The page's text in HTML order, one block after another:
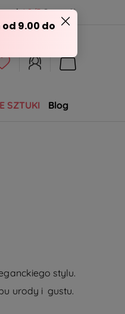
4.9/5 Sprawdź
SZTUKI
Blog
stylu.
urody i gustu.